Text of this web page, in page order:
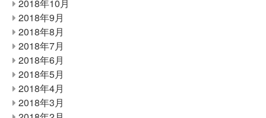
2018年10月
2018年9月
2018年8月
2018年7月
2018年6月
2018年5月
2018年4月
2018年3月